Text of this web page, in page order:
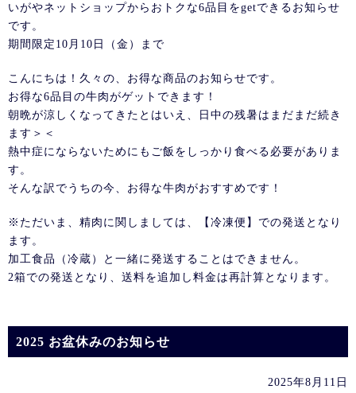
いがやネットショップからおトクな6品目をgetできるお知らせ
です。
期間限定10月10日（金）まで
こんにちは！久々の、お得な商品のお知らせです。
お得な6品目の牛肉がゲットできます！
朝晩が涼しくなってきたとはいえ、日中の残暑はまだまだ続き
ます＞＜
熱中症にならないためにもご飯をしっかり食べる必要がありま
す。
そんな訳でうちの今、お得な牛肉がおすすめです！
※ただいま、精肉に関しましては、【冷凍便】での発送となり
ます。
加工食品（冷蔵）と一緒に発送することはできません。
2箱での発送となり、送料を追加し料金は再計算となります。
2025 お盆休みのお知らせ
2025年8月11日